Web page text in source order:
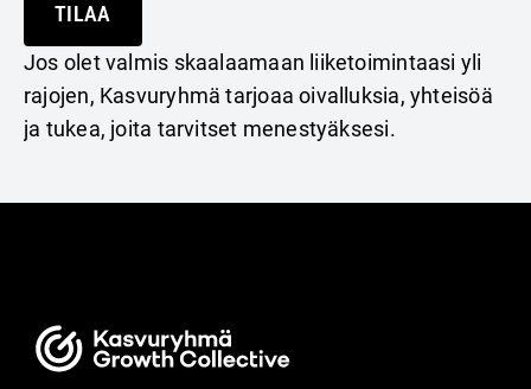
TILAA
Jos olet valmis skaalaamaan liiketoimintaasi yli
rajojen, Kasvuryhmä tarjoaa oivalluksia, yhteisöä
ja tukea, joita tarvitset menestyäksesi.